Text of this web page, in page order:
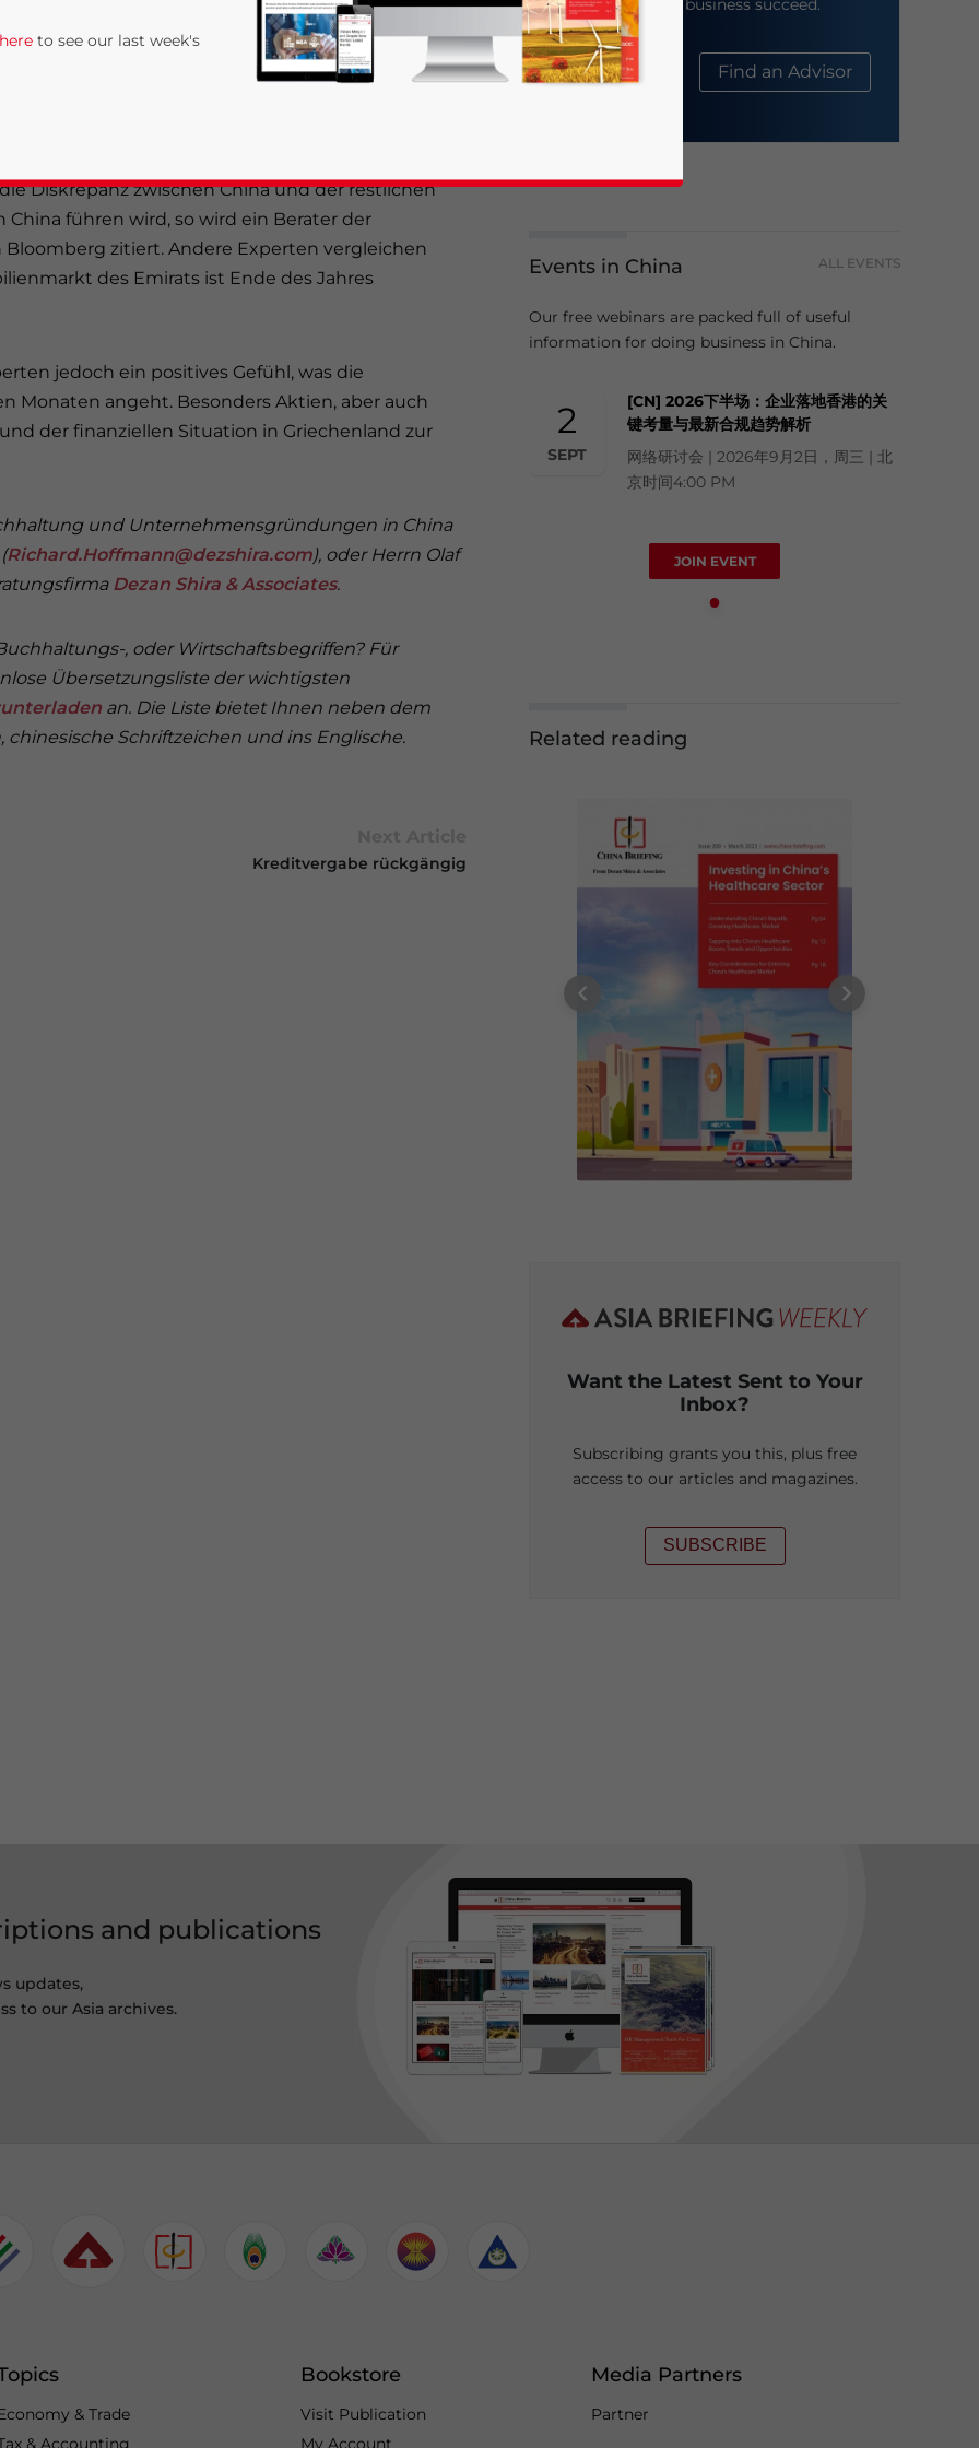
der Umfrageteilnehmer gaben an, dass Sie
noch ein Drittel der Umfrageteilnehmer glaubt
für das laufende Jahr darstellen
liegt soweit über dem anderer Regionen,
Diskrepanz zwischen China und der restlichen
führen wird, so wird ein Berater der
zitiert. Andere Experten vergleichen
des Emirats ist Ende des Jahres
jedoch ein positives Gefühl, was die
Monaten angeht. Besonders Aktien, aber auch
der finanziellen Situation in Griechenland zur
und Unternehmensgründungen in China
Richard.Hoffmann@dezshira.com), oder Herrn Olaf
Dezan Shira & Associates.
, oder Wirtschaftsbegriffen? Für
Übersetzungsliste der wichtigsten
an. Die Liste bietet Ihnen neben dem
Schriftzeichen und ins Englische.
Kreditvergabe rückgängig
help your business succeed.
About Us Find an Advisor
Events in China ALL EVENTS
Our free webinars are packed full of useful
information for doing business in China.
2
SEPT
[CN] 2026下半场：企业落地香港的关
键考量与最新合规趋势解析
网络研讨会 | 2026年9月2日，周三 | 北
京时间4:00 PM
JOIN EVENT
Related reading
Want the Latest Sent to Your
Inbox?
Subscribing grants you this, plus free
access to our articles and magazines.
SUBSCRIBE
and publications
updates,
to our Asia archives.
& Trade
& Accounting
Bookstore
Visit Publication
My Account
Media Partners
Partner
to see our last week's
Statement for this website. Please send me business news and updates for Asia!